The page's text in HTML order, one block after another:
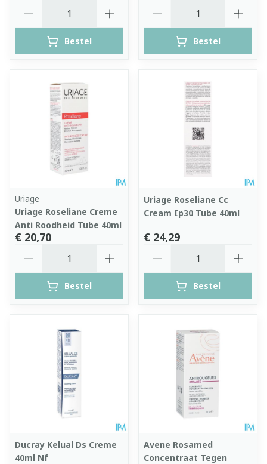
Bestel Bestel
Uriage
Uriage Roseliane Creme
Anti Roodheid Tube 40ml
€ 20,70
Bestel
Uriage Roseliane Cc
Cream Ip30 Tube 40ml
€ 24,29
Bestel
Ducray Kelual Ds Creme
40ml Nf
Avene Rosamed
Concentraat Tegen